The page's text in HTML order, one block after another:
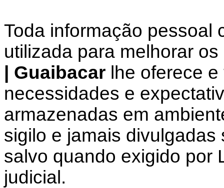
Toda informação pessoal
utilizada para melhorar
| Guaibacar lhe oferece
necessidades e
armazenadas em
sigilo e jamais
salvo quando exigido por
judicial.